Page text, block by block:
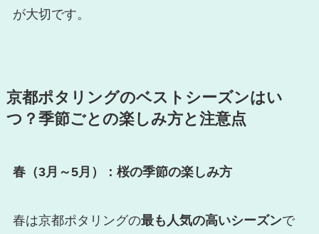
が大切です。
京都ポタリングのベストシーズンはい
つ？季節ごとの楽しみ方と注意点
春（3月～5月）：桜の季節の楽しみ方
春は京都ポタリングの最も人気の高いシーズンで